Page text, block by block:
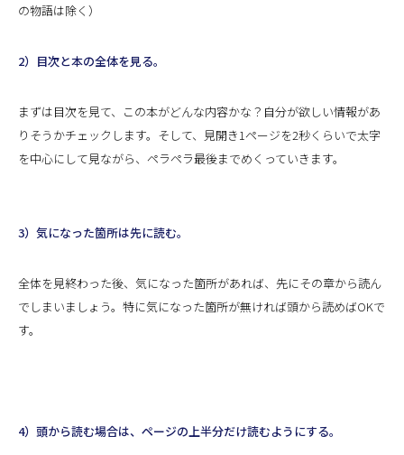
の物語は除く）
2）目次と本の全体を見る。
まずは目次を見て、この本がどんな内容かな？自分が欲しい情報があ
りそうかチェックします。そして、見開き1ページを2秒くらいで太字
を中心にして見ながら、ペラペラ最後までめくっていきます。
3）気になった箇所は先に読む。
全体を見終わった後、気になった箇所があれば、先にその章から読ん
でしまいましょう。特に気になった箇所が無ければ頭から読めばOKで
す。
4）頭から読む場合は、ページの上半分だけ読むようにする。